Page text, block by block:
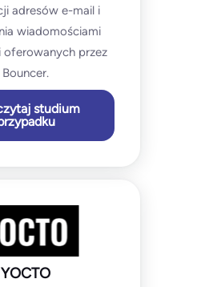
adresów e-mail i
wiadomościami
przez
Bouncer.
studium
YOCTO